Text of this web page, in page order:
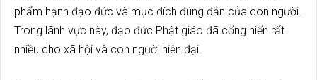
phẩm hạnh đạo đức và mục đích đúng đắn của con người.
Trong lãnh vực này, đạo đức Phật giáo đã cống hiến rất
nhiều cho xã hội và con người hiện đại.